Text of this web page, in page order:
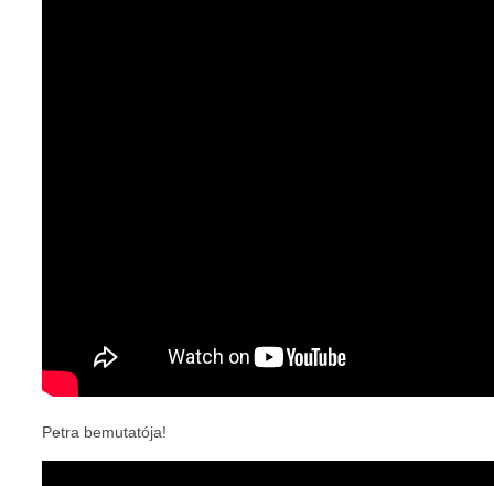
Petra bemutatója!